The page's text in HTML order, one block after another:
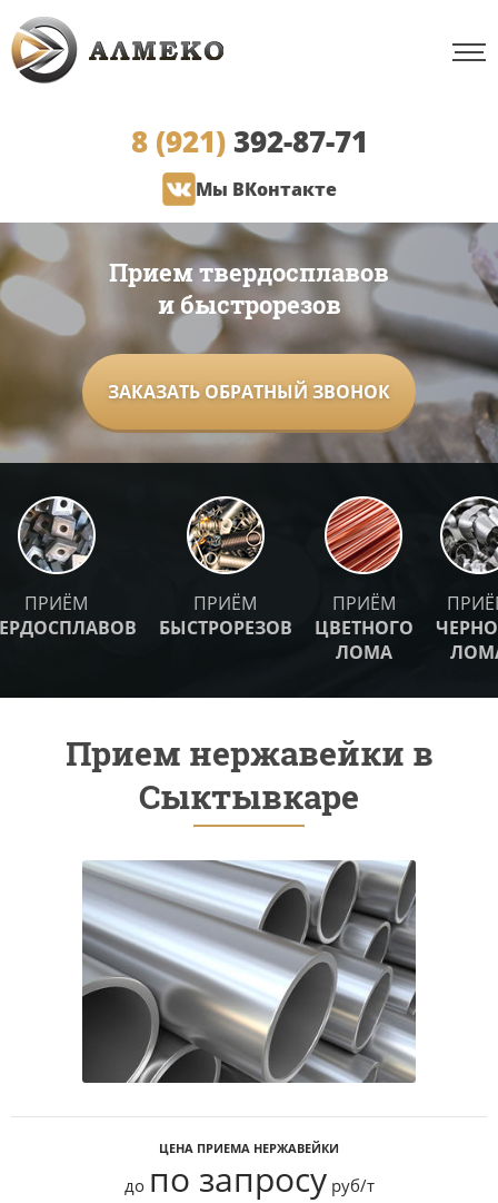
8 (921)392-87-71
Мы ВКонтакте
Прием твердосплавов
и быстрорезов
ЗАКАЗАТЬ ОБРАТНЫЙ ЗВОНОК
ПРИЁМ
ПРИЁМ
БЫСТРОРЕЗОВ
ПРИЁМ
ЦВЕТНОГО
ЛОМА
Прием нержавейки в
Сыктывкаре
ЦЕНА ПРИЕМА НЕРЖАВЕЙКИ
до по запросу руб/т